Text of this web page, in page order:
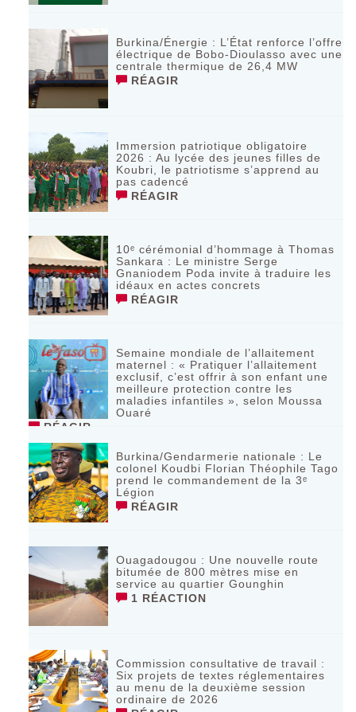
Burkina/Énergie : L’État renforce l’offre
électrique de Bobo-Dioulasso avec une
centrale thermique de 26,4 MW
RÉAGIR
Immersion patriotique obligatoire
2026 : Au lycée des jeunes filles de
Koubri, le patriotisme s’apprend au
pas cadencé
RÉAGIR
10ᵉ cérémonial d’hommage à Thomas
Sankara : Le ministre Serge
Gnaniodem Poda invite à traduire les
idéaux en actes concrets
RÉAGIR
Semaine mondiale de l’allaitement
maternel : « Pratiquer l’allaitement
exclusif, c’est offrir à son enfant une
meilleure protection contre les
maladies infantiles », selon Moussa
Ouaré
RÉAGIR
Burkina/Gendarmerie nationale : Le
colonel Koudbi Florian Théophile Tago
prend le commandement de la 3ᵉ
Légion
RÉAGIR
Ouagadougou : Une nouvelle route
bitumée de 800 mètres mise en
service au quartier Gounghin
1 RÉACTION
Commission consultative de travail :
Six projets de textes réglementaires
au menu de la deuxième session
ordinaire de 2026